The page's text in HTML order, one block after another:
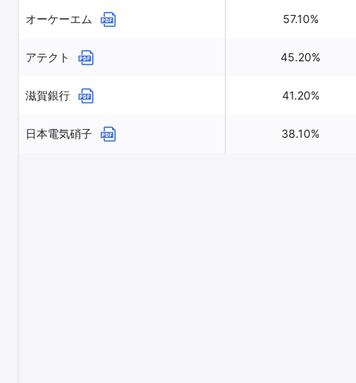
オーケーエム 57.10%
アテクト 45.20%
滋賀銀行 41.20%
日本電気硝子 38.10%